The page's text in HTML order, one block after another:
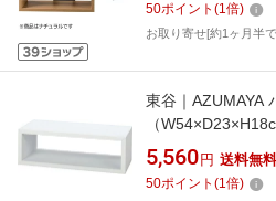
50ポイント (1倍)
お取り寄せ[約1ヶ月半
東谷｜AZUMAYA
（
5,560 円 送料無料
50ポイント (1倍)